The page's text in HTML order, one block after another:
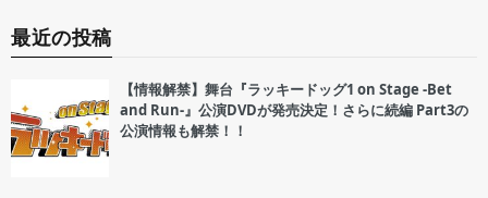
最近の投稿
【情報解禁】舞台『ラッキードッグ1 on Stage -Bet
and Run-』公演DVDが発売決定！さらに続編 Part3の
公演情報も解禁！！